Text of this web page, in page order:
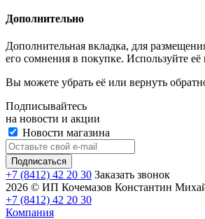
Дополнительно
Дополнительная вкладка, для
его сомнения в покупке. Используйте
Вы можете убрать её или вернуть
Подписывайтесь
на новости и акции
Новости магазина
+7 (8412) 42 20 30 Заказать звонок
2026 © ИП Кочемазов Константин
+7 (8412) 42 20 30
Компания